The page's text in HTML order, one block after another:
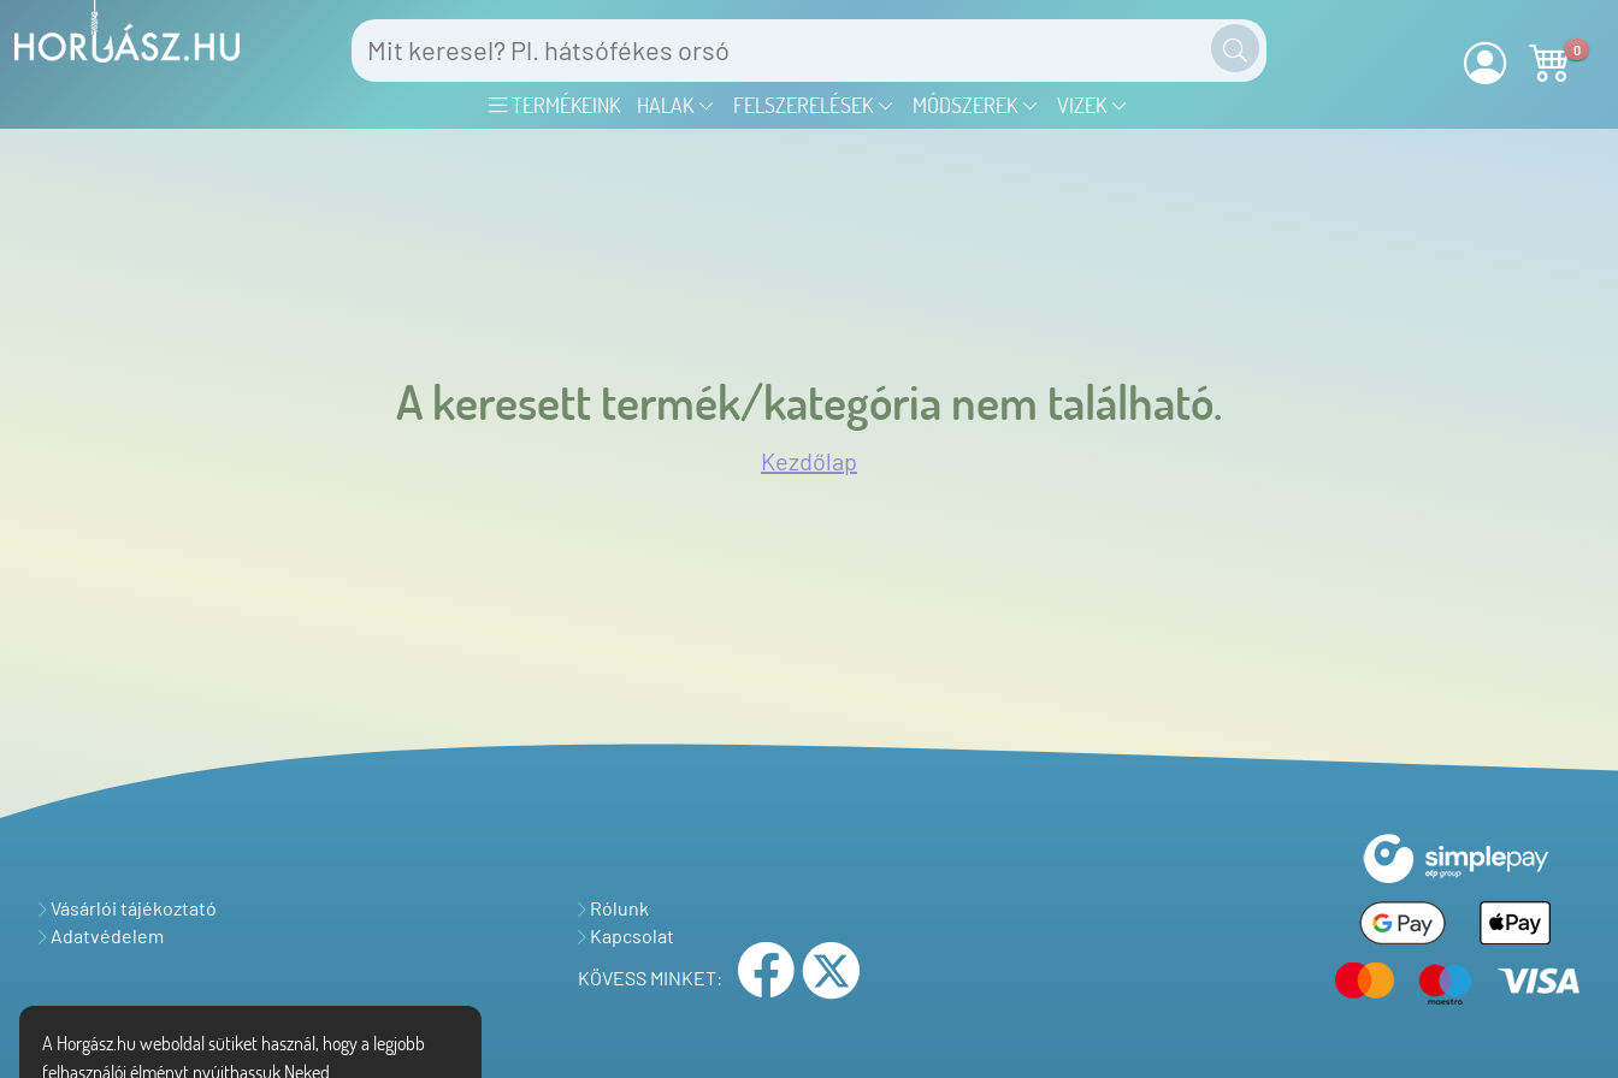
A Horgász.hu weboldal sütiket használ, hogy a legjobb
felhasználói élményt nyújthassuk Neked.
TERMÉKEINK HALAK FELSZERELÉSEK MÓDSZEREK VIZEK
0
A keresett termék/kategória nem található.
Kezdőlap
Vásárlói tájékoztató
Adatvédelem
Rólunk
Kapcsolat
KÖVESS MINKET: